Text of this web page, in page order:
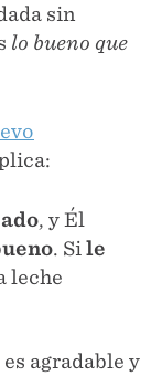
sin
lo bueno que
, y Él
. Si le
leche
agradable y